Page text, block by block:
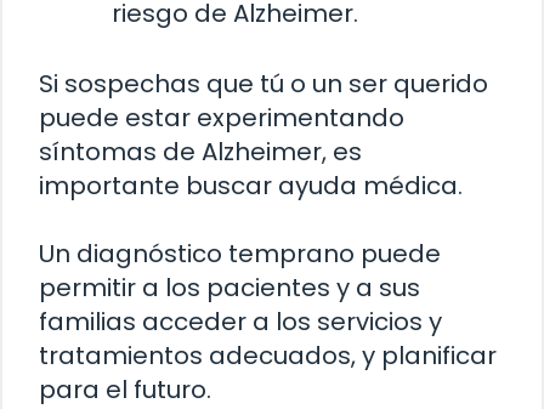
riesgo de Alzheimer.
Si sospechas que tú o un ser querido
puede estar experimentando
síntomas de Alzheimer, es
importante buscar ayuda médica.
Un diagnóstico temprano puede
permitir a los pacientes y a sus
familias acceder a los servicios y
tratamientos adecuados, y planificar
para el futuro.